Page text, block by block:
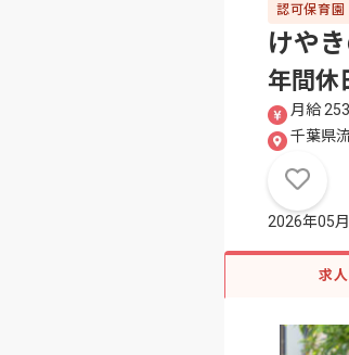
認可保育園
けや
年間休
月給
千葉県
2026年05
求